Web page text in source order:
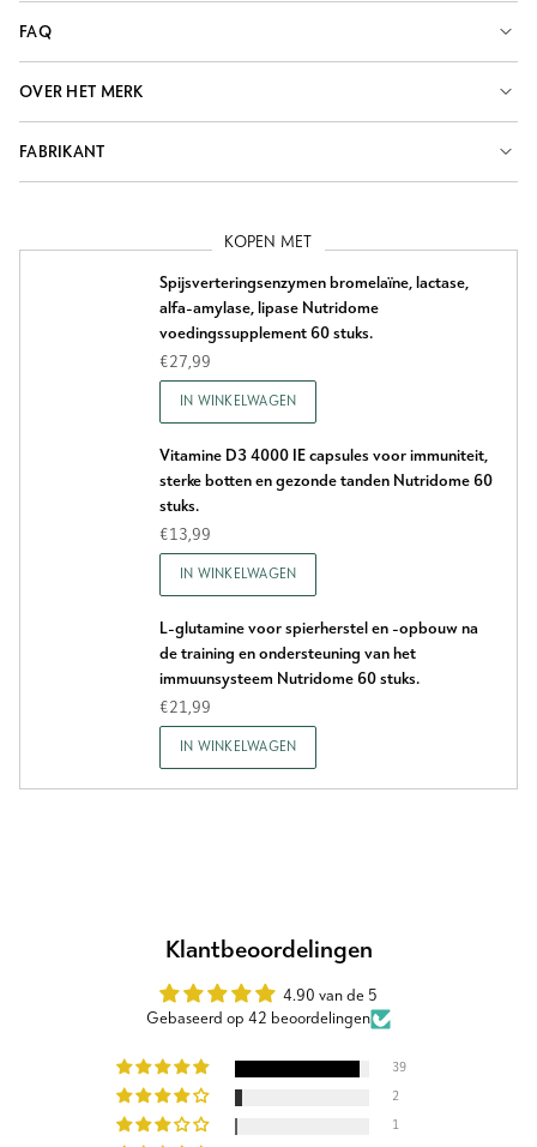
FAQ
OVER HET MERK
FABRIKANT
KOPEN MET
Spijsverteringsenzymen bromelaïne, lactase,
alfa-amylase, lipase Nutridome
voedingssupplement 60 stuks.
€27,99
IN WINKELWAGEN
Vitamine D3 4000 IE capsules voor immuniteit,
sterke botten en gezonde tanden Nutridome 60
stuks.
€13,99
IN WINKELWAGEN
L-glutamine voor spierherstel en -opbouw na
de training en ondersteuning van het
immuunsysteem Nutridome 60 stuks.
€21,99
IN WINKELWAGEN
Klantbeoordelingen
4.90 van de 5
Gebaseerd op 42 beoordelingen
39
2
1